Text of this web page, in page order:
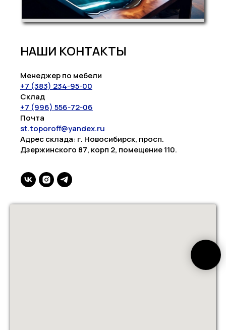
НАШИ КОНТАКТЫ
Менеджер по мебели
+7 (383) 234-95-00
Склад
+7 (996) 556-72-06
Почта
st.toporoff@yandex.ru
Адрес склада: г. Новосибирск, просп.
Дзержинского 87, корп 2, помещение 110.